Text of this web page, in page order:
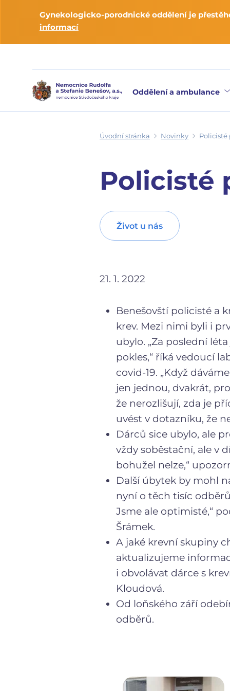
Gynekologicko-porodnické oddělení je
informací
Oddělení a ambulance
Úvodní stránka Novinky Policisté
Policisté
Život u nás
21. 1. 2022
Benešovští policisté a
krev. Mezi nimi byli i
ubylo. „Za poslední
pokles,“ říká vedoucí
covid-19. „Když
jen jednou, dvakrát,
že nerozlišují, zda je
uvést v dotazníku, že
Dárců sice ubylo, ale
vždy soběstační, ale v
bohužel nelze,“
Další úbytek by mohl
nyní o těch tisíc
Jsme ale optimisté,“
Šrámek.
A jaké krevní skupiny
aktualizujeme
i obvolávat dárce s
Kloudová.
Od loňského září
odběrů.